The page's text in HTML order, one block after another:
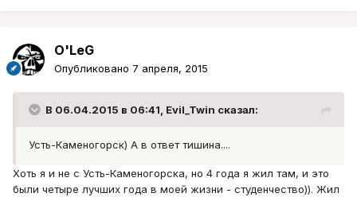
O'LeG
Опубликовано 7 апреля, 2015
В 06.04.2015 в 06:41, Evil_Twin сказал:
Усть-Каменогорск) А в ответ тишина....
Хоть я и не с Усть-Каменогорска, но 4 года я жил там, и это
были четыре лучших года в моей жизни - студенчество)). Жил